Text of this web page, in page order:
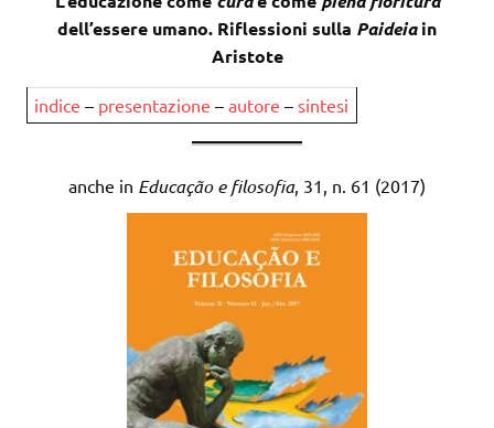
dell’essere umano. Riflessioni sulla Paideiain
Aristote
indice – presentazione –autore – sintesi
anche in Educação e filosofia, 31, n. 61 (2017)